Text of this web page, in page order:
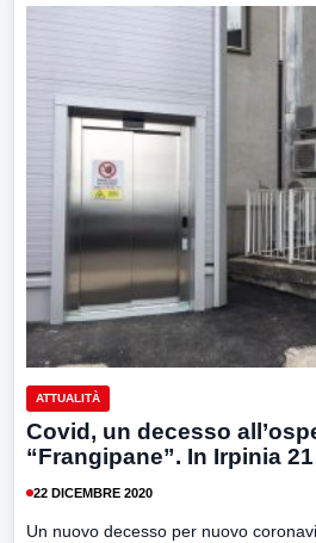
ATTUALITÀ
Covid, un decesso
“Frangipane”. In Irpinia
22 DICEMBRE 2020
Un nuovo decesso per nuovo